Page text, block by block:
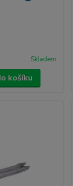
Skladem
košíku